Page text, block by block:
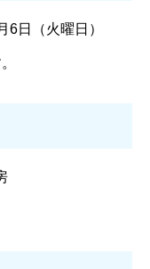
日（火曜日）